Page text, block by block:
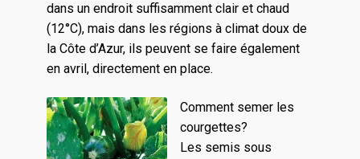
dans un endroit suffisamment clair et chaud
(12°C), mais dans les régions à climat doux de
la Côte d’Azur, ils peuvent se faire également
en avril, directement en place.
Comment semer les
courgettes?
Les semis sous